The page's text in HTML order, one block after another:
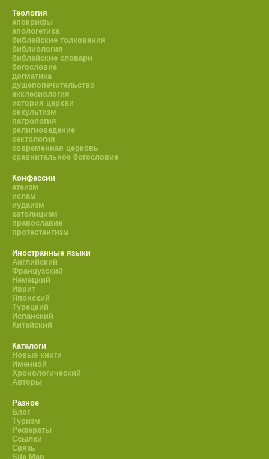
Теология
апокрифы
апологетика
библейские толкования
библиология
библейские словари
богословие
догматика
душепопечительство
екклесиология
история церкви
оккультизм
патрология
религиоведение
сектология
современная церковь
сравнительное богословие
Конфессии
атеизм
ислам
иудаизм
католицизм
православие
протестантизм
Иностранные языки
Английский
Французский
Немецкий
Иврит
Японский
Турецкий
Испанский
Китайский
Каталоги
Новые книги
Именной
Хронологический
Авторы
Разное
Блог
Туризм
Рефераты
Ссылки
Связь
Site Map